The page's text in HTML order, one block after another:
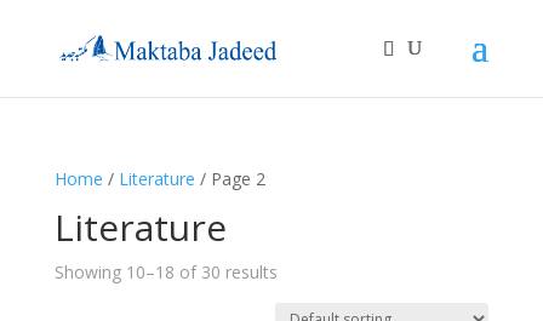
Home / Literature / Page 2
Literature
Showing 10–18 of 30 results